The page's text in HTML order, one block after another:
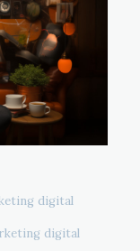
digital
digital